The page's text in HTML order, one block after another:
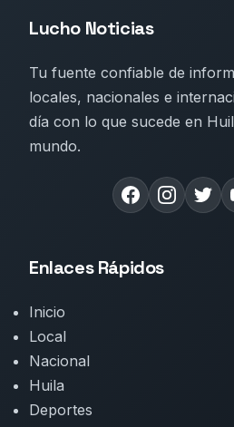
Lucho Noticias
Tu fuente confiable de
locales, nacionales e
día con lo que sucede en
mundo.
Enlaces Rápidos
Inicio
Local
Nacional
Huila
Deportes